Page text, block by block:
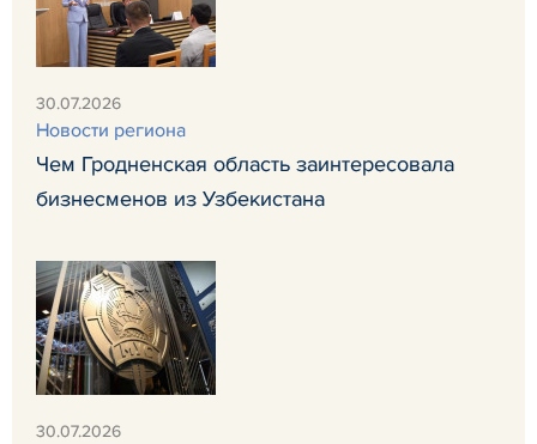
30.07.2026
Новости региона
Чем Гродненская область заинтересовала
бизнесменов из Узбекистана
30.07.2026